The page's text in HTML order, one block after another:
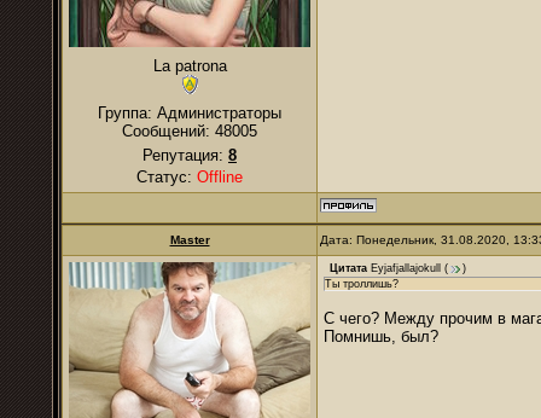
La patrona
Группа: Администраторы
Сообщений: 48005
Репутация: 8
Статус: Offline
Master Дата: Понедельник, 31.08.2020,
Цитата Eyjafjallajokull (
)
Ты троллишь?
С чего? Между прочим в
Помнишь, был?